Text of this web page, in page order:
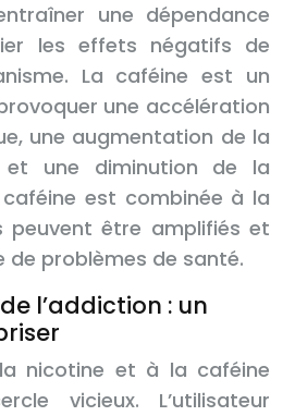
une dépendance
les effets négatifs de
La caféine est un
une accélération
une augmentation de la
et une diminution de la
est combinée à la
peuvent être amplifiés et
de problèmes de santé.
l’addiction : un
nicotine et à la caféine
vicieux. L’utilisateur